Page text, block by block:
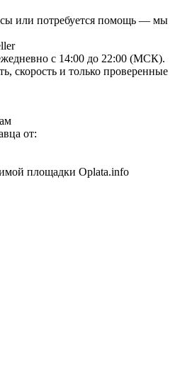
или потребуется помощь — мы
с 14:00 до 22:00 (МСК).
скорость и только проверенные
от:
площадки Oplata.info